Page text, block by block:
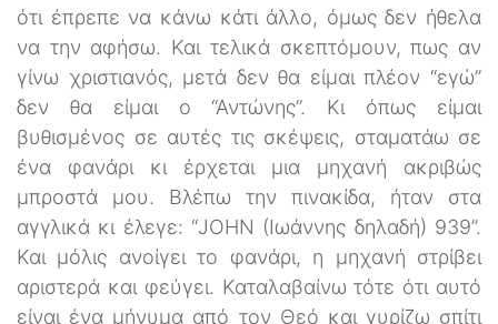
ότι έπρεπε να κάνω κάτι άλλο, όμως δεν ήθελα
να την αφήσω. Και τελικά σκεπτόμουν, πως αν
γίνω χριστιανός, μετά δεν θα είμαι πλέον “εγώ”
δεν θα είμαι ο “Αντώνης”. Κι όπως είμαι
βυθισμένος σε αυτές τις σκέψεις, σταματάω σε
ένα φανάρι κι έρχεται μια μηχανή ακριβώς
μπροστά μου. Βλέπω την πινακίδα, ήταν στα
αγγλικά κι έλεγε: “JOHN (Ιωάννης δηλαδή) 939”.
Και μόλις ανοίγει το φανάρι, η μηχανή στρίβει
αριστερά και φεύγει. Καταλαβαίνω τότε ότι αυτό
είναι ένα μήνυμα από τον Θεό και γυρίζω σπίτι